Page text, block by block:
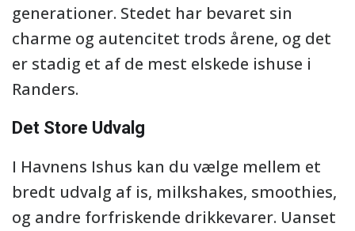
generationer. Stedet har bevaret sin
charme og autencitet trods årene, og det
er stadig et af de mest elskede ishuse i
Randers.
Det Store Udvalg
I Havnens Ishus kan du vælge mellem et
bredt udvalg af is, milkshakes, smoothies,
og andre forfriskende drikkevarer. Uanset